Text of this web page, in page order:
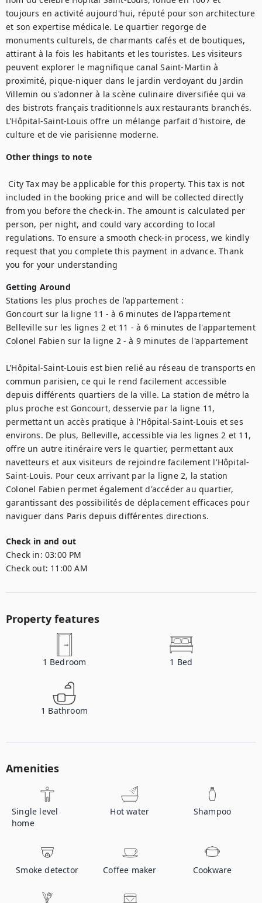
toujours en activité aujourd'hui, réputé pour son architecture
et son expertise médicale. Le quartier regorge de
monuments culturels, de charmants cafés et de boutiques,
attirant à la fois les habitants et les touristes. Les visiteurs
peuvent explorer le magnifique canal Saint-Martin à
proximité, pique-niquer dans le jardin verdoyant du Jardin
Villemin ou s'adonner à la scène culinaire diversifiée qui va
des bistrots français traditionnels aux restaurants branchés.
L'Hôpital-Saint-Louis offre un mélange parfait d'histoire, de
culture et de vie parisienne moderne.
Other things to note
included in the booking price and will be collected directly
from you before the check-in. The amount is calculated per
person, per night, and could vary according to local
regulations. To ensure a smooth check-in process, we kindly
request that you complete this payment in advance. Thank
you for your understanding
Getting Around
Stations les plus proches de l'appartement :
Goncourt sur la ligne 11 - à 6 minutes de l'appartement
Belleville sur les lignes 2 et 11 - à 6 minutes de l'appartement
Colonel Fabien sur la ligne 2 - à 9 minutes de l'appartement
L'Hôpital-Saint-Louis est bien relié au réseau de transports en
commun parisien, ce qui le rend facilement accessible
depuis différents quartiers de la ville. La station de métro la
plus proche est Goncourt, desservie par la ligne 11,
permettant un accès pratique à l'Hôpital-Saint-Louis et ses
environs. De plus, Belleville, accessible via les lignes 2 et 11,
offre un autre itinéraire vers le quartier, permettant aux
navetteurs et aux visiteurs de rejoindre facilement l'Hôpital-
Saint-Louis. Pour ceux arrivant par la ligne 2, la station
Colonel Fabien permet également d'accéder au quartier,
garantissant des possibilités de déplacement efficaces pour
naviguer dans Paris depuis différentes directions.
Check in and out
Check in: 03:00 PM
Check out: 11:00 AM
Property features
1 Bedroom 1 Bed
1 Bathroom
Amenities
Single level
home
Hot water Shampoo
Smoke detector Coffee maker Cookware